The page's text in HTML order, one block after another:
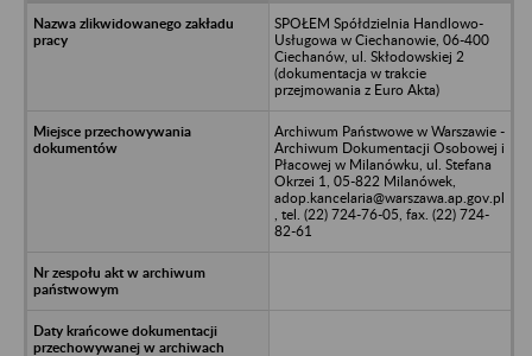
SPOŁEM Spółdzielnia Handlowo-
Usługowa w Ciechanowie, 06-400
Ciechanów, ul. Skłodowskiej 2
(dokumentacja w trakcie
przejmowania z Euro Akta)
Archiwum Państwowe w Warszawie -
Archiwum Dokumentacji Osobowej i
Płacowej w Milanówku, ul. Stefana
Okrzei 1, 05-822 Milanówek,
adop.kancelaria@warszawa.ap.gov.pl
, tel. (22) 724-76-05, fax. (22) 724-
82-61